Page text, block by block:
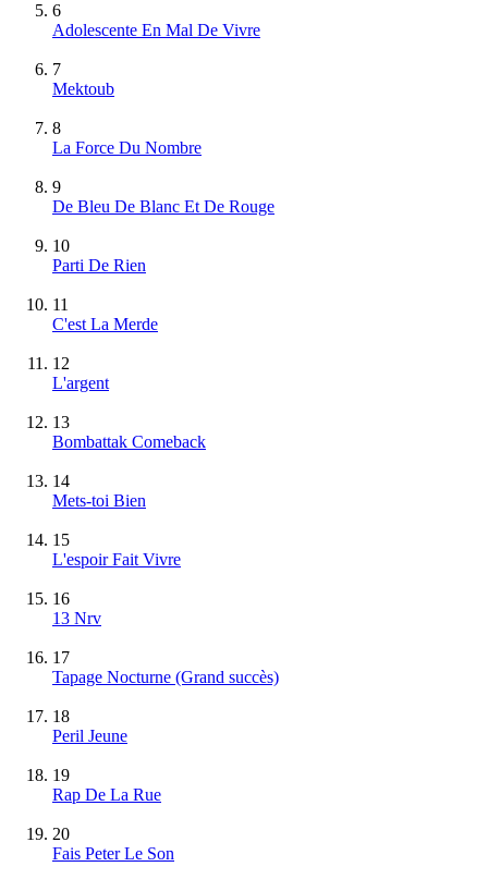
6
Adolescente En Mal De Vivre
7
Mektoub
8
La Force Du Nombre
9
De Bleu De Blanc Et De Rouge
10
Parti De Rien
11
C'est La Merde
12
L'argent
13
Bombattak Comeback
14
Mets-toi Bien
15
L'espoir Fait Vivre
16
13 Nrv
17
Tapage Nocturne (Grand succès)
18
Peril Jeune
19
Rap De La Rue
20
Fais Peter Le Son